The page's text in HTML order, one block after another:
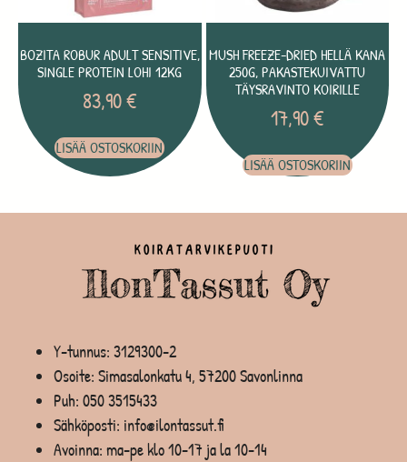
BOZITA ROBUR ADULT SENSITIVE,
SINGLE PROTEIN LOHI 12KG
83,90€
LISÄÄ OSTOSKORIIN
MUSH FREEZE-DRIED HELLÄ KANA
250G, PAKASTEKUIVATTU
TÄYSRAVINTO KOIRILLE
17,90€
LISÄÄ OSTOSKORIIN
Y-tunnus: 3129300-2
Osoite: Simasalonkatu 4, 57200 Savonlinna
Puh: 050 3515433
Sähköposti: info@ilontassut.fi
Avoinna: ma-pe klo 10-17 ja la 10-14